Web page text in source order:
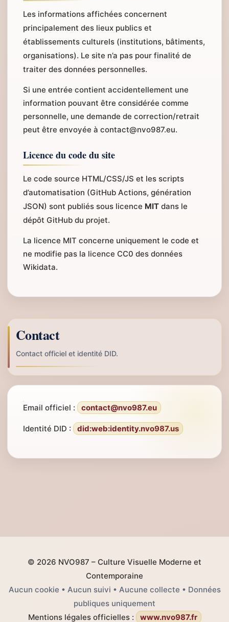
Les informations affichées concernent
principalement des lieux publics et
établissements culturels (institutions, bâtiments,
organisations). Le site n’a pas pour finalité de
traiter des données personnelles.
Si une entrée contient accidentellement une
information pouvant être considérée comme
personnelle, une demande de correction/retrait
peut être envoyée à contact@nvo987.eu.
Licence du code du site
Le code source HTML/CSS/JS et les scripts
d’automatisation (GitHub Actions, génération
JSON) sont publiés sous licence MIT dans le
dépôt GitHub du projet.
La licence MIT concerne uniquement le code et
ne modifie pas la licence CC0 des données
Wikidata.
Contact
Contact officiel et identité DID.
Email officiel : contact@nvo987.eu
Identité DID : did:web:identity.nvo987.us
© 2026 NVO987 – Culture Visuelle Moderne et
Contemporaine
Aucun cookie • Aucun suivi • Aucune collecte • Données
publiques uniquement
Mentions légales officielles :
www.nvo987.fr